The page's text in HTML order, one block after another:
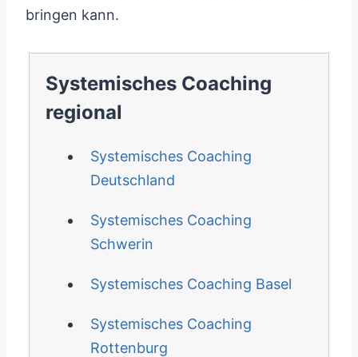
bringen kann.
Systemisches Coaching
regional
Systemisches Coaching
Deutschland
Systemisches Coaching
Schwerin
Systemisches Coaching Basel
Systemisches Coaching
Rottenburg